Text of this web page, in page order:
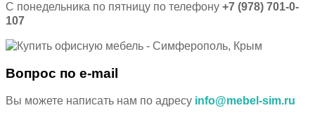
С понедельника по пятницу по телефону +7 (978) 701-0-
107
Вопрос по e-mail
Вы можете написать нам по адресу info@mebel-sim.ru